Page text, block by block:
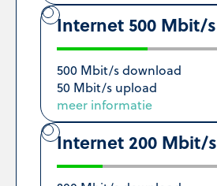
Internet 500 Mbit/s
500 Mbit/s download
50 Mbit/s upload
meer informatie
Internet 200 Mbit/s